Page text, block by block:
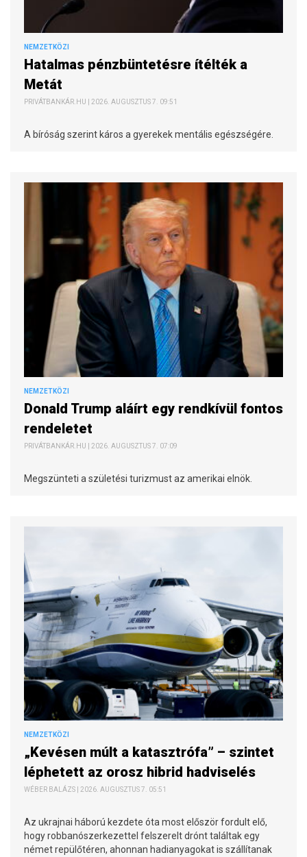
NEMZETKÖZI
Hatalmas pénzbüntetésre ítélték a
Metát
PRIVÁTBANKÁR.HU | 2026. AUGUSZTUS 7. 09:51
A bíróság szerint káros a gyerekek mentális egészségére.
NEMZETKÖZI
Donald Trump aláírt egy rendkívül fontos
rendeletet
PRIVÁTBANKÁR.HU | 2026. AUGUSZTUS 7. 07:09
Megszünteti a születési turizmust az amerikai elnök.
NEMZETKÖZI
„Kevésen múlt a katasztrófa” – szintet
léphetett az orosz hibrid hadviselés
WÉBER BALÁZS | 2026. AUGUSZTUS 7. 05:51
Az ukrajnai háború kezdete óta most először fordult elő,
hogy robbanószerkezettel felszerelt drónt találtak egy
német repülőtéren, ahonnan hadianyagokat is szállítanak